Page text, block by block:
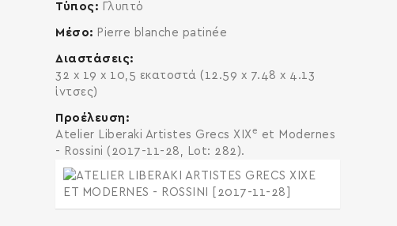
Τύπος Γλυπτό
Μέσο Pierre blanche patinée
Διαστάσεις
32 x 19 x 10,5 εκατοστά (12.59 x 7.48 x 4.13
ίντσες)
Προέλευση
Atelier Liberaki Artistes Grecs XIXe
et Modernes
- Rossini (2017-11-28, Lot: 282).